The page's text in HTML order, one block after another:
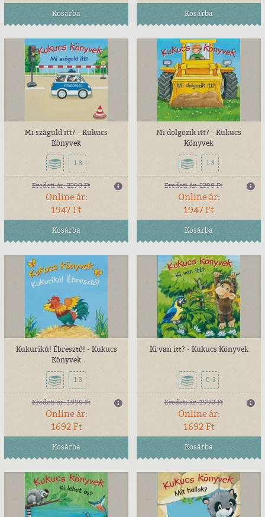
Kosárba Kosárba
Mi száguld itt? - Kukucs
Könyvek
1-3
Eredeti ár:2290 Ft
Online ár:
1947 Ft
Kosárba
Mi dolgozik itt? - Kukucs
Könyvek
1-3
Eredeti ár:2290 Ft
Online ár:
1947 Ft
Kosárba
Kukurikú! Ébresztő! - Kukucs
Könyvek
1-3
Eredeti ár:1990 Ft
Online ár:
1692 Ft
Kosárba
Ki van itt? - Kukucs Könyvek
0-3
Eredeti ár:1990 Ft
Online ár:
1692 Ft
Kosárba